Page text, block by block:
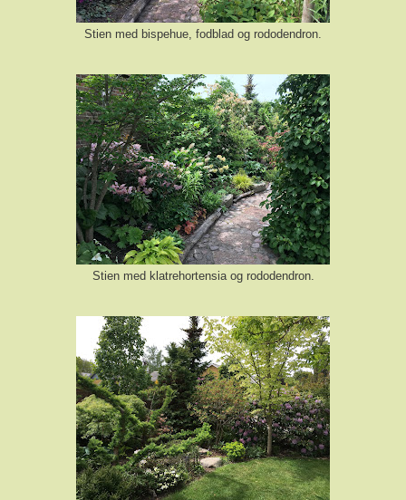
Stien med bispehue, fodblad og rododendron.
Stien med klatrehortensia og rododendron.